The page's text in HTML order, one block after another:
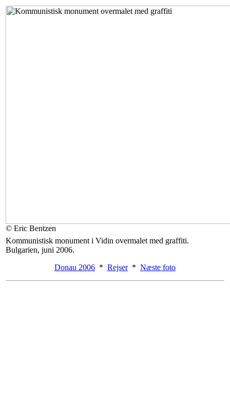
© Eric Bentzen
Kommunistisk monument i Vidin overmalet med graffiti.
Bulgarien, juni 2006.
Donau 2006 * Rejser* Næste foto